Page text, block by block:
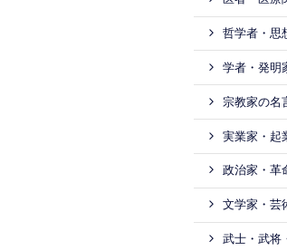
哲学者・思
学者・発明
宗教家の名
実業家・起
政治家・革
文学家・芸
武士・武将